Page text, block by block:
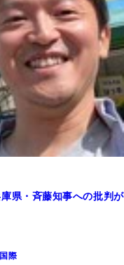
県・斉藤知事への批判が
際